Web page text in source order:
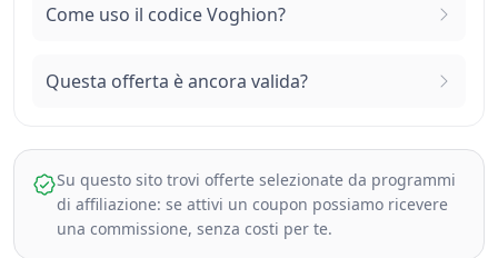
Come uso il codice Voghion?
Questa offerta è ancora valida?
Su questo sito trovi offerte selezionate da programmi
di affiliazione: se attivi un coupon possiamo ricevere
una commissione, senza costi per te.